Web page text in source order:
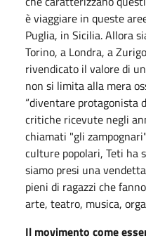
è viaggiare in queste
Puglia, in Sicilia. Allora
Torino, a Londra, a
rivendicato il valore di
non si limita alla mera
“diventare protagonista
critiche ricevute negli
chiamati "gli
culture popolari, Teti ha
siamo presi una
pieni di ragazzi che
arte, teatro, musica,
Il movimento come